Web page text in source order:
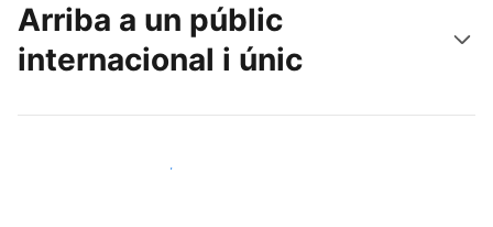
Arriba a un públic
internacional i únic
Arriba a nous clients avui mateix